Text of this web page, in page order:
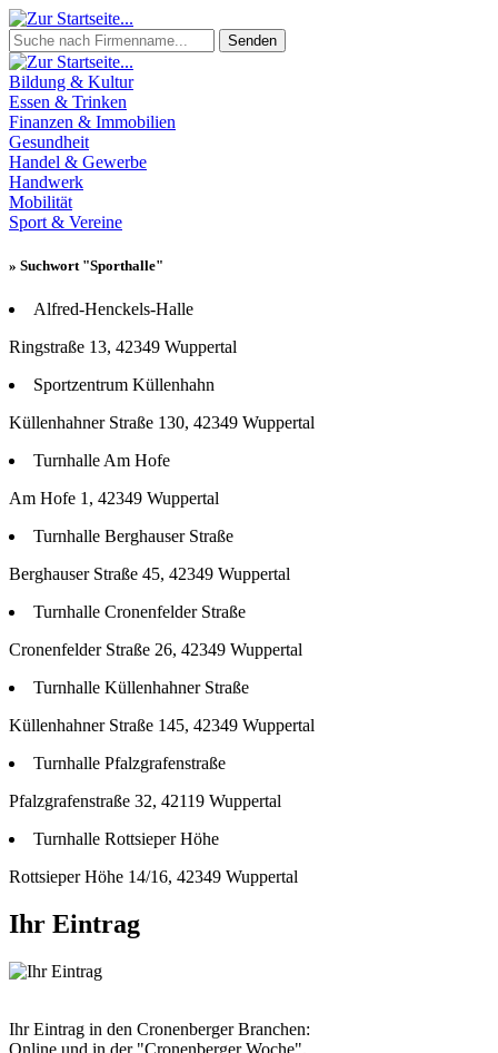
Senden
Bildung & Kultur
Essen & Trinken
Finanzen & Immobilien
Gesundheit
Handel & Gewerbe
Handwerk
Mobilität
Sport & Vereine
» Suchwort "Sporthalle"
Alfred-Henckels-Halle
Ringstraße 13, 42349 Wuppertal
Sportzentrum Küllenhahn
Küllenhahner Straße 130, 42349 Wuppertal
Turnhalle Am Hofe
Am Hofe 1, 42349 Wuppertal
Turnhalle Berghauser Straße
Berghauser Straße 45, 42349 Wuppertal
Turnhalle Cronenfelder Straße
Cronenfelder Straße 26, 42349 Wuppertal
Turnhalle Küllenhahner Straße
Küllenhahner Straße 145, 42349 Wuppertal
Turnhalle Pfalzgrafenstraße
Pfalzgrafenstraße 32, 42119 Wuppertal
Turnhalle Rottsieper Höhe
Rottsieper Höhe 14/16, 42349 Wuppertal
Ihr Eintrag
Ihr Eintrag in den Cronenberger Branchen: